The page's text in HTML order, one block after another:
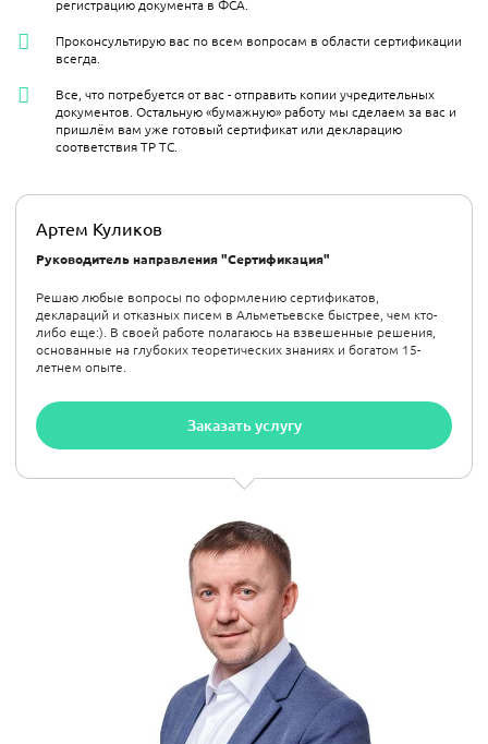
Артем Куликов
Руководитель направления "Сертификация"
Решаю любые вопросы по оформлению сертификатов,
деклараций и отказных писем в Альметьевске быстрее, чем кто-
либо еще:). В своей работе полагаюсь на взвешенные решения,
основанные на глубоких теоретических знаниях и богатом 15-
летнем опыте.
Заказать услугу
регистрацию документа в ФСА.
Проконсультирую вас по всем вопросам в области сертификации
всегда.
Все, что потребуется от вас - отправить копии учредительных
документов. Остальную «бумажную» работу мы сделаем за вас и
пришлём вам уже готовый сертификат или декларацию
соответствия ТР ТС.